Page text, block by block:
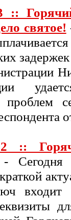
::
святое!
проблем
::
- Сегодня
входит